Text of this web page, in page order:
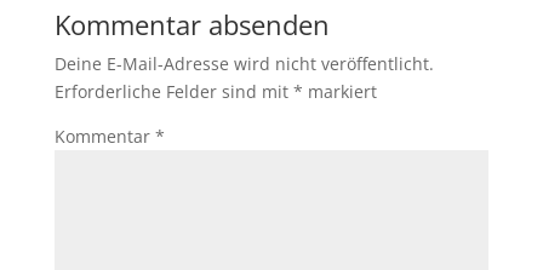
Kommentar absenden
Deine E-Mail-Adresse wird nicht veröffentlicht.
Erforderliche Felder sind mit * markiert
Kommentar *